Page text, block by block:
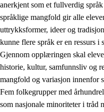
anerkjent som et fullverdig
språklige mangfold gir alle
uttrykksformer, ideer og
kunne flere språk er en ressurs i
Gjennom opplæringen skal
historie, kultur, samfunnsliv og
mangfold og variasjon innenfor
Fem folkegrupper med
som nasjonale minoriteter i tråd